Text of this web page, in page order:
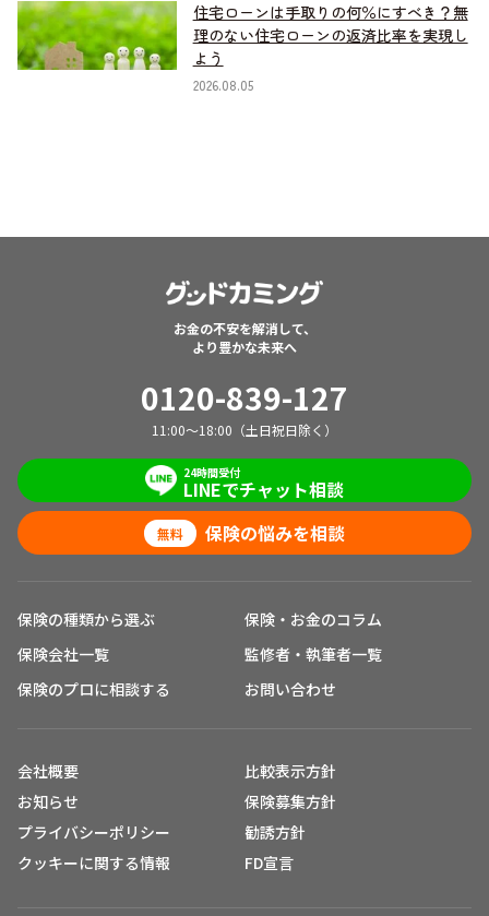
住宅ローンは手取りの何％にすべき？無
理のない住宅ローンの返済比率を実現し
よう
2026.08.05
お金の不安を解消して、
より豊かな未来へ
0120-839-127
11:00～18:00（土日祝日除く）
24時間受付
LINEでチャット相談
無料 保険の悩みを相談
保険の種類から選ぶ
保険会社一覧
保険のプロに相談する
保険・お金のコラム
監修者・執筆者一覧
お問い合わせ
会社概要
お知らせ
プライバシーポリシー
クッキーに関する情報
比較表示方針
保険募集方針
勧誘方針
FD宣言